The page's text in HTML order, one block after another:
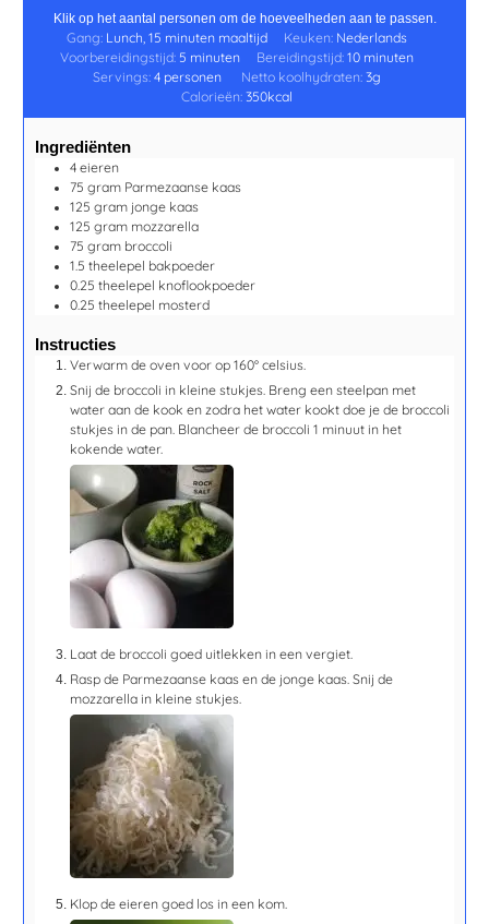
Klik op het aantal personen om de hoeveelheden aan te passen.
Gang: Lunch, 15 minuten maaltijd Keuken: Nederlands
Voorbereidingstijd: 5 minuten Bereidingstijd: 10 minuten
Servings: 4 personen Netto koolhydraten: 3g
Calorieën: 350kcal
Ingrediënten
4 eieren
75 gram Parmezaanse kaas
125 gram jonge kaas
125 gram mozzarella
75 gram broccoli
1.5 theelepel bakpoeder
0.25 theelepel knoflookpoeder
0.25 theelepel mosterd
Instructies
Verwarm de oven voor op 160° celsius.
Snij de broccoli in kleine stukjes. Breng een steelpan met
water aan de kook en zodra het water kookt doe je de broccoli
stukjes in de pan. Blancheer de broccoli 1 minuut in het
kokende water.
Laat de broccoli goed uitlekken in een vergiet.
Rasp de Parmezaanse kaas en de jonge kaas. Snij de
mozzarella in kleine stukjes.
Klop de eieren goed los in een kom.